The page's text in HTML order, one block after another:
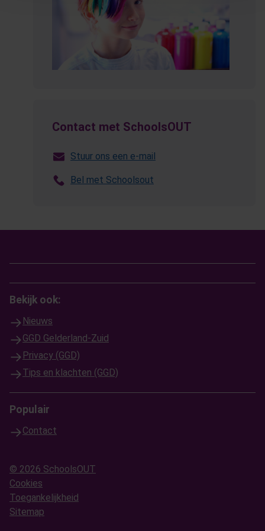
Contact met SchoolsOUT
Stuur ons een e-mail
Bel met Schoolsout
Bekijk ook:
Nieuws
GGD Gelderland-Zuid
Privacy (GGD)
Tips en klachten (GGD)
Populair
Contact
© 2026 SchoolsOUT
Cookies
Toegankelijkheid
Sitemap